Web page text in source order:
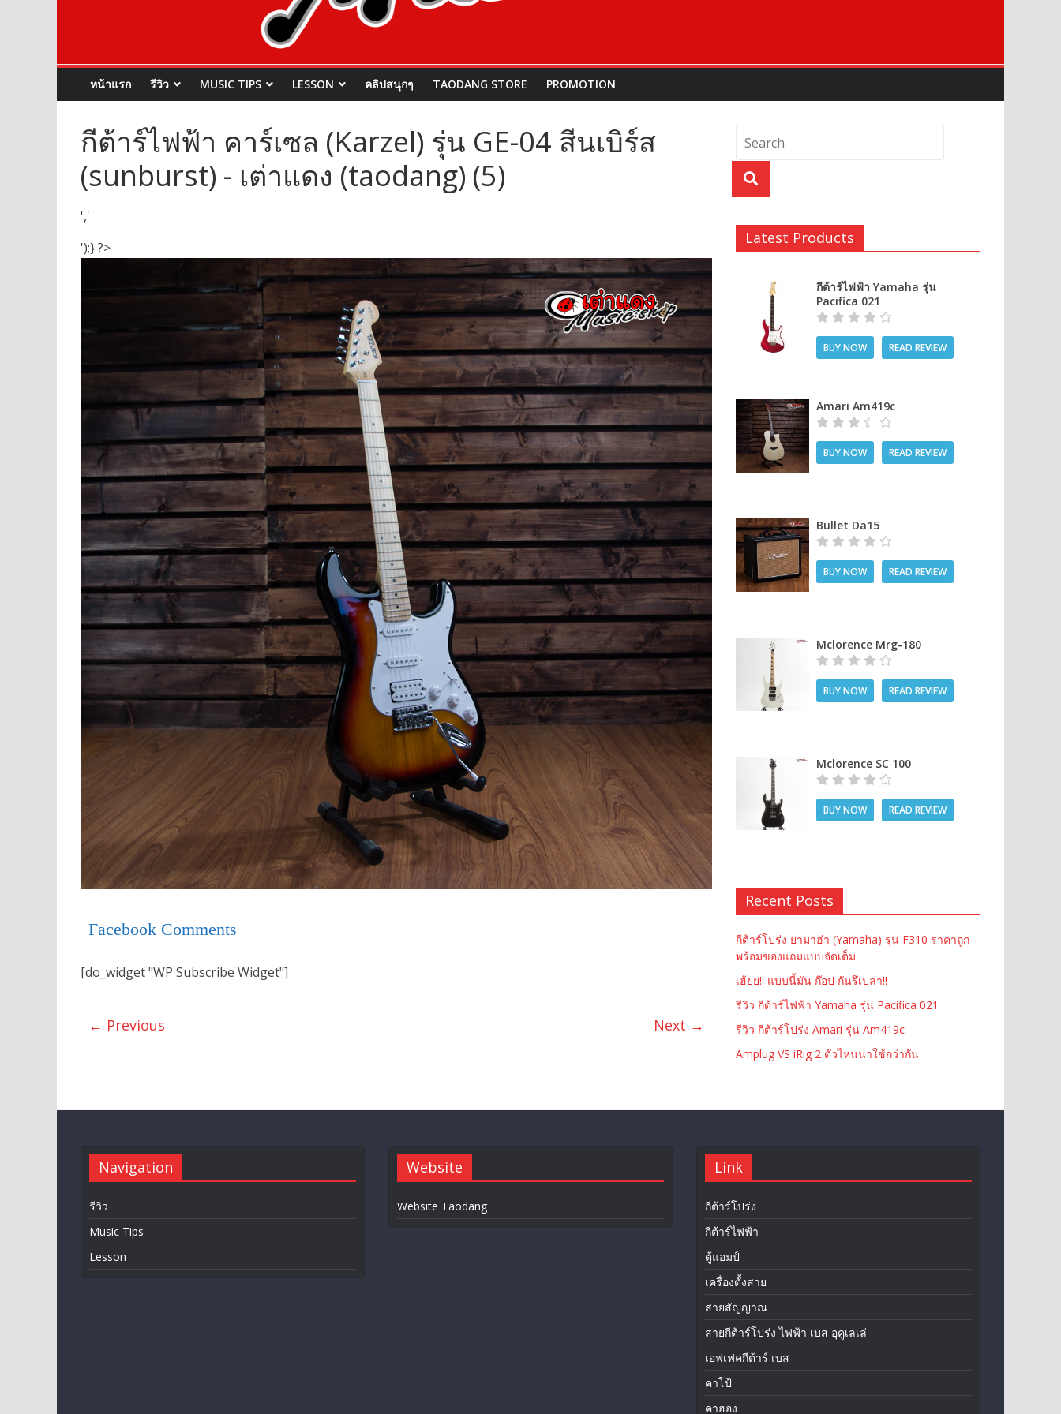
หน้าแรก รีวิว MUSIC TIPS LESSON คลิปสนุกๆ TAODANG STORE PROMOTION
กีต้าร์ไฟฟ้า คาร์เซล (Karzel) รุ่น GE-04 สีนเบิร์ส
(sunburst) - เต่าแดง (taodang) (5)
','
');} ?>
Facebook Comments
[do_widget "WP Subscribe Widget"]
← Previous Next →
Latest Products
กีต้าร์ไฟฟ้า Yamaha รุ่น
Pacifica 021
BUY NOW READ REVIEW
Amari Am419c
BUY NOW READ REVIEW
Bullet Da15
BUY NOW READ REVIEW
Mclorence Mrg-180
BUY NOW READ REVIEW
Mclorence SC 100
BUY NOW READ REVIEW
Recent Posts
กีต้าร์โปร่ง ยามาฮ่า (Yamaha) รุ่น F310 ราคาถูก
พร้อมของแถมแบบจัดเต็ม
เฮ้ยย!! แบบนี้มัน ก๊อป กันรึเปล่า!!
รีวิว กีต้าร์ไฟฟ้า Yamaha รุ่น Pacifica 021
รีวิว กีต้าร์โปร่ง Amari รุ่น Am419c
Amplug VS iRig 2 ตัวไหนน่าใช้กว่ากัน
Navigation
รีวิว
Music Tips
Lesson
Website
Website Taodang
Link
กีต้าร์โปร่ง
กีต้าร์ไฟฟ้า
ตู้แอมป์
เครื่องตั้งสาย
สายสัญญาณ
สายกีต้าร์โปร่ง ไฟฟ้า เบส อุคูเลเล่
เอฟเฟคกีต้าร์ เบส
คาโป้
คาฮอง